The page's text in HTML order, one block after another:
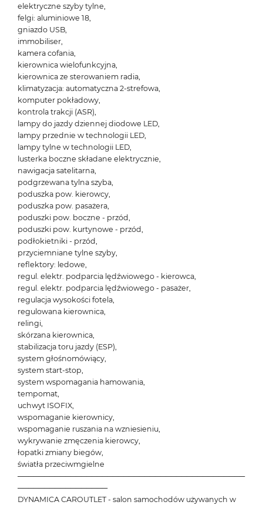
elektryczne szyby tylne,
felgi: aluminiowe 18,
gniazdo USB,
immobiliser,
kamera cofania,
kierownica wielofunkcyjna,
kierownica ze sterowaniem radia,
klimatyzacja: automatyczna 2-strefowa,
komputer pokładowy,
kontrola trakcji (ASR),
lampy do jazdy dziennej diodowe LED,
lampy przednie w technologii LED,
lampy tylne w technologii LED,
lusterka boczne składane elektrycznie,
nawigacja satelitarna,
podgrzewana tylna szyba,
poduszka pow. kierowcy,
poduszka pow. pasażera,
poduszki pow. boczne - przód,
poduszki pow. kurtynowe - przód,
podłokietniki - przód,
przyciemniane tylne szyby,
reflektory: ledowe,
regul. elektr. podparcia lędźwiowego - kierowca,
regul. elektr. podparcia lędźwiowego - pasażer,
regulacja wysokości fotela,
regulowana kierownica,
relingi,
skórzana kierownica,
stabilizacja toru jazdy (ESP),
system głośnomówiący,
system start-stop,
system wspomagania hamowania,
tempomat,
uchwyt ISOFIX,
wspomaganie kierownicy,
wspomaganie ruszania na wzniesieniu,
wykrywanie zmęczenia kierowcy,
łopatki zmiany biegów,
światła przeciwmgielne
───────────────────────────────────────────
─────────────────
DYNAMICA CAROUTLET - salon samochodów używanych w